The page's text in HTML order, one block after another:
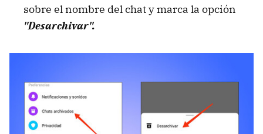
sobre el nombre del chat y marca la opción
"Desarchivar".